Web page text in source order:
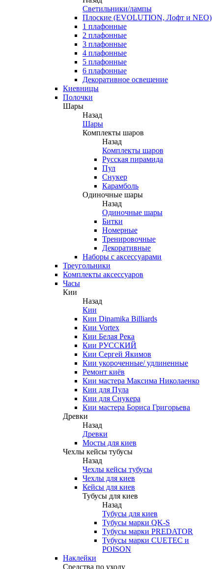
Светильники/лампы
Плоские (EVOLUTION, Лофт и NEO)
1 плафонные
2 плафонные
3 плафонные
4 плафонные
5 плафонные
6 плафонные
Декоративное освещение
Киевницы
Полочки
Шары
Назад
Шары
Комплекты шаров
Назад
Комплекты шаров
Русская пирамида
Пул
Снукер
Карамболь
Одиночные шары
Назад
Одиночные шары
Битки
Номерные
Тренировочные
Декоративные
Наборы с аксессуарами
Треугольники
Комплекты аксессуаров
Часы
Кии
Назад
Кии
Кии Dinamika Billiards
Кии Vortex
Кии Белая Река
Кии РУССКИЙ
Кии Сергей Якимов
Кии укороченные/ удлиненные
Ремонт киёв
Кии мастера Максима Николаенко
Кии для Пула
Кии для Снукера
Кии мастера Бориса Григорьева
Древки
Назад
Древки
Мосты для киев
Чехлы кейсы тубусы
Назад
Чехлы кейсы тубусы
Чехлы для киев
Кейсы для киев
Тубусы для киев
Назад
Тубусы для киев
Тубусы марки QK-S
Тубусы марки PREDATOR
Тубусы марки CUETEC и
POISON
Наклейки
Средства по уходу